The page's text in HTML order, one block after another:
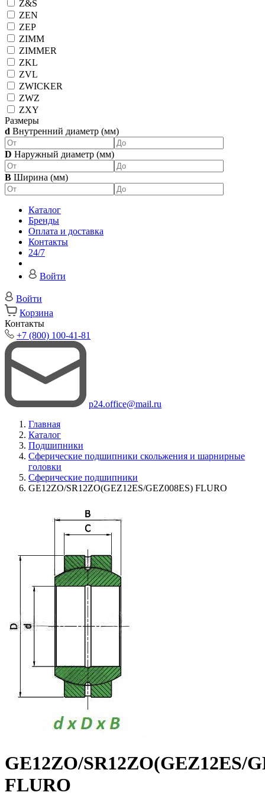
Z&S
ZEN
ZEP
ZIMM
ZIMMER
ZKL
ZVL
ZWICKER
ZWZ
ZXY
Размеры
d Внутренний диаметр (мм)
D Наружный диаметр (мм)
B Ширина (мм)
Каталог
Бренды
Оплата и доставка
Контакты
24/7
Войти
Войти
Корзина
Контакты
+7 (800) 100-41-81
p24.office@mail.ru
Главная
Каталог
Подшипники
Сферические подшипники скольжения и шарнирные
головки
Сферические подшипники
GE12ZO/SR12ZO(GEZ12ES/GEZ008ES) FLURO
GE12ZO/SR12ZO(GEZ12ES/
FLURO